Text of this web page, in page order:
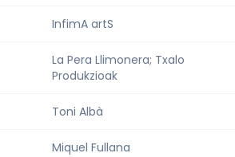
InfimA artS
La Pera Llimonera; Txalo
Produkzioak
Toni Albà
Miquel Fullana